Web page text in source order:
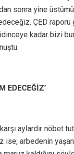
sonra yine
ÇED raporu
kadar bizi
EDECEĞİZ’
aylardır nöbet
arbedenin